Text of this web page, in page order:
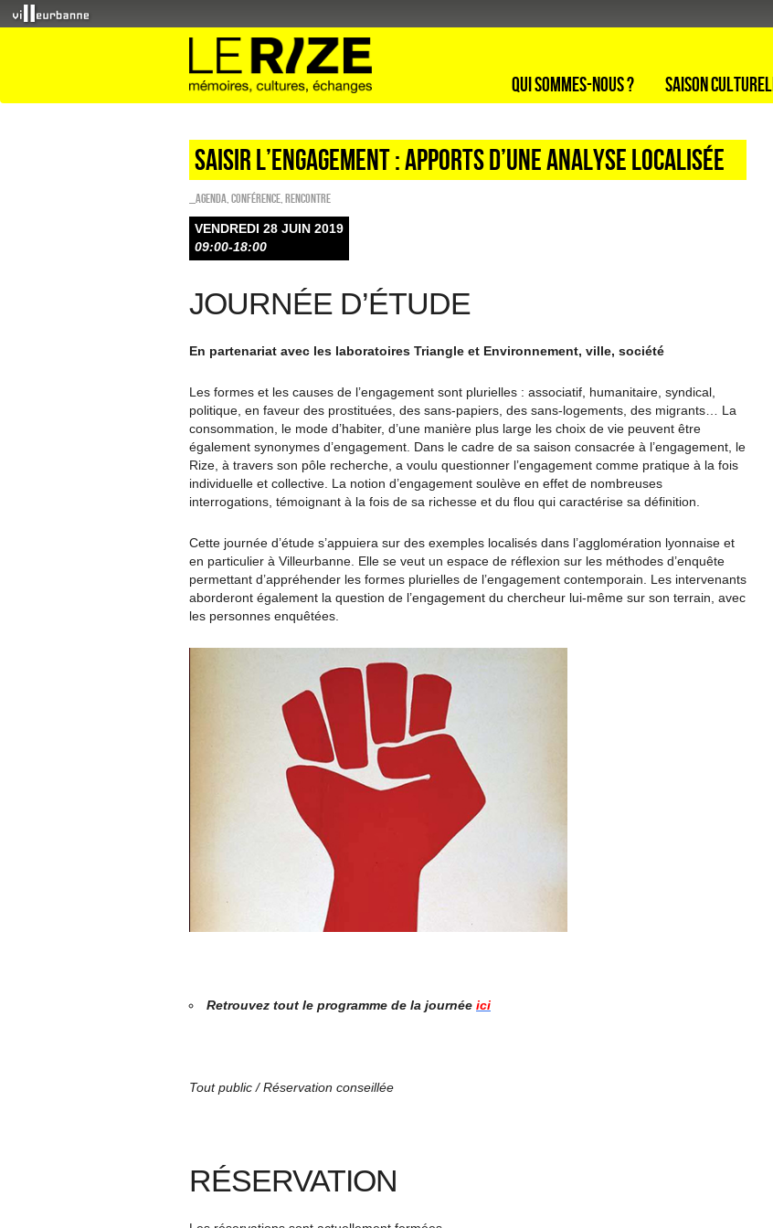
Qui sommes-nous ? Saison
Saisir l’engagement : apports d’une analyse localisée
_Agenda Conférence Rencontre
VENDREDI 28 JUIN 2019
09:00-18:00
JOURNÉE D’ÉTUDE
En partenariat avec les laboratoires Triangle et Environnement, ville, société
Les formes et les causes de l’engagement sont plurielles : associatif, humanitaire, syndical,
politique, en faveur des prostituées, des sans-papiers, des sans-logements, des migrants… La
consommation, le mode d’habiter, d’une manière plus large les choix de vie peuvent être
également synonymes d’engagement. Dans le cadre de sa saison consacrée à l’engagement, le
Rize, à travers son pôle recherche, a voulu questionner l’engagement comme pratique à la fois
individuelle et collective. La notion d’engagement soulève en effet de nombreuses
interrogations, témoignant à la fois de sa richesse et du flou qui caractérise sa définition.
Cette journée d’étude s’appuiera sur des exemples localisés dans l’agglomération lyonnaise et
en particulier à Villeurbanne. Elle se veut un espace de réflexion sur les méthodes d’enquête
permettant d’appréhender les formes plurielles de l’engagement contemporain. Les intervenants
aborderont également la question de l’engagement du chercheur lui-même sur son terrain, avec
les personnes enquêtées.
Retrouvez tout le programme de la journée ici
Tout public / Réservation conseillée
RÉSERVATION